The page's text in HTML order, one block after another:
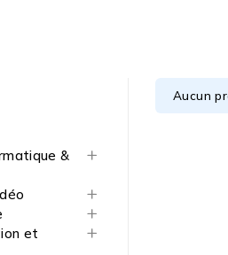
&
et
Aucun